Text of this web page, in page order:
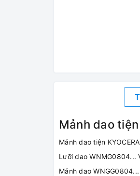
Mảnh dao
Mảnh dao tiện
Lưỡi dao WNMG0804...
Mảnh dao